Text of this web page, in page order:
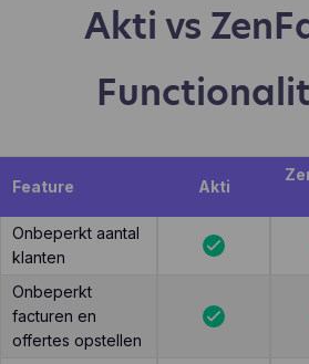
Akti vs
Feature Akti
Onbeperkt aantal
klanten
Onbeperkt
facturen en
offertes opstellen